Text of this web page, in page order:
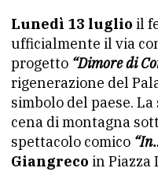
Lunedì 13 luglio il
ufficialmente il via
progetto “Dimore di
rigenerazione del
simbolo del paese.
cena di montagna
spettacolo comico
Giangreco in Piazza